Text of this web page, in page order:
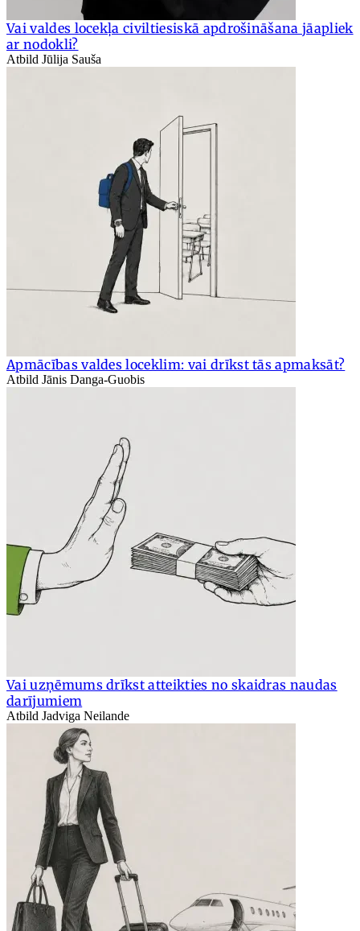
Vai valdes locekļa civiltiesiskā apdrošināšana jāapliek
ar nodokli?
Atbild Jūlija Sauša
Apmācības valdes loceklim: vai drīkst tās apmaksāt?
Atbild Jānis Danga-Guobis
Vai uzņēmums drīkst atteikties no skaidras naudas
darījumiem
Atbild Jadviga Neilande